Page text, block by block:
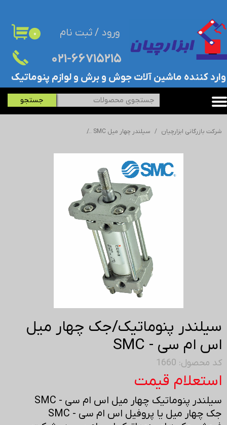
۰۲۱-۶۶۷۱۵۲۱۵​​​​​​​
جستجو
۰
​وارد کننده ماشین آلات جوش و برش و لوازم پنوماتیک
ورود / ثبت نام
حساب کاربری من
تغییر گذر واژه
خروج از حساب کاربری
شرکت بازرگانی ابزارچیان سیلندر چهار میل SMC
سیلندر پنوماتیک/جک چهار میل
اس ام سی - SMC
کد محصول: 1660
استعلام قیمت
سیلندر پنوماتیک چهار میل اس ام سی - SMC
جک چهار میل یا پروفیل اس ام سی - SMC